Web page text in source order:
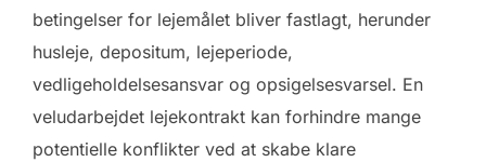
betingelser for lejemålet bliver fastlagt, herunder
husleje, depositum, lejeperiode,
vedligeholdelsesansvar og opsigelsesvarsel. En
veludarbejdet lejekontrakt kan forhindre mange
potentielle konflikter ved at skabe klare